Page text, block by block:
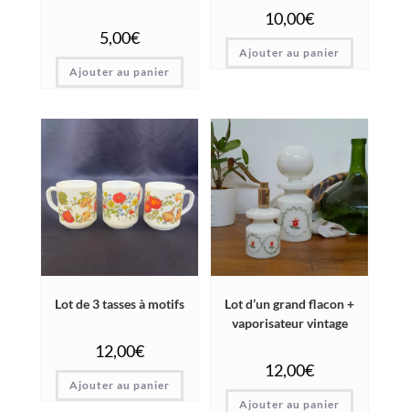
5,00€
Ajouter au panier
10,00€
Ajouter au panier
Lot de 3 tasses à motifs
12,00€
Ajouter au panier
Lot d’un grand flacon +
vaporisateur vintage
12,00€
Ajouter au panier